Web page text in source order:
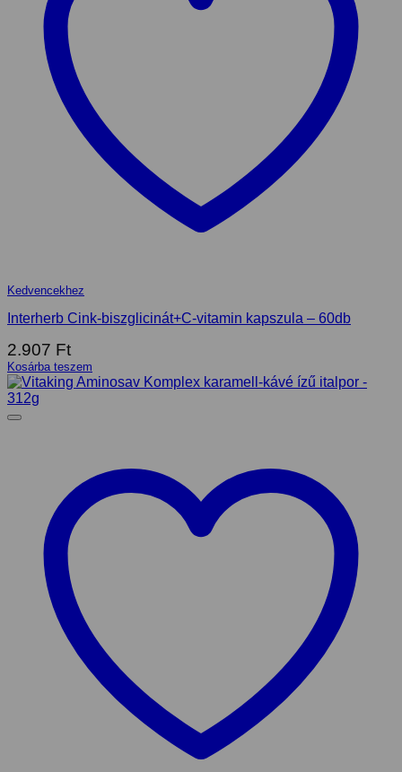
Kedvencekhez
Interherb Cink-biszglicinát+C-vitamin kapszula – 60db
2.907 Ft
Kosárba teszem